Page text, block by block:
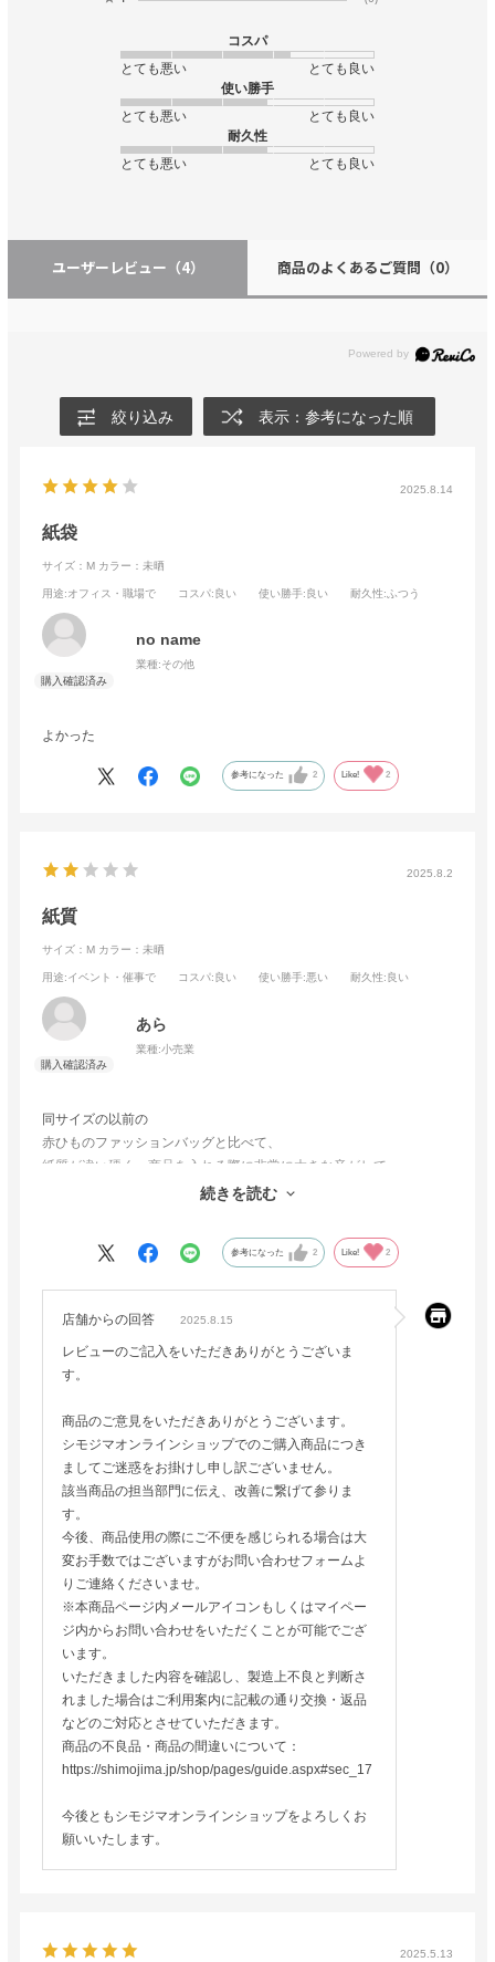
コスパ
とても悪い
とても良い
使い勝手
とても悪い
とても良い
耐久性
とても悪い
とても良い
ユーザーレビュー （4） 商品のよくあるご質問 （0）
絞り込み 表示：参考になった順
2025.8.14
紙袋
サイズ：M カラー：未晒
用途:オフィス・職場で コスパ:良い 使い勝手:良い 耐久性:ふつう
no name
業種:その他
よかった
参考になった 2 Like! 2
2025.8.2
紙質
サイズ：M カラー：未晒
用途:イベント・催事で コスパ:良い 使い勝手:悪い 耐久性:良い
あら
業種:小売業
同サイズの以前の
赤ひものファッションバッグと比べて、
紙質が違い硬く、商品を入れる際に非常に大きな音がして
続きを読む
参考になった 2 Like! 2
店舗からの回答 2025.8.15
レビューのご記入をいただきありがとうございま
す。
商品のご意見をいただきありがとうございます。
シモジマオンラインショップでのご購入商品につき
ましてご迷惑をお掛けし申し訳ございません。
該当商品の担当部門に伝え、改善に繋げて参りま
す。
今後、商品使用の際にご不便を感じられる場合は大
変お手数ではございますがお問い合わせフォームよ
りご連絡くださいませ。
※本商品ページ内メールアイコンもしくはマイペー
ジ内からお問い合わせをいただくことが可能でござ
います。
いただきました内容を確認し、製造上不良と判断さ
れました場合はご利用案内に記載の通り交換・返品
などのご対応とさせていただきます。
商品の不良品・商品の間違いについて：
https://shimojima.jp/shop/pages/guide.aspx#sec_17
今後ともシモジマオンラインショップをよろしくお
願いいたします。
2025.5.13